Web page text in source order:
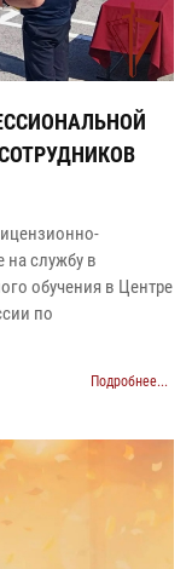
на службу в
обучения в Центре
по
Подробнее...